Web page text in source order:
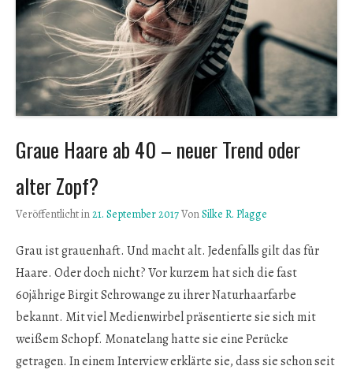
Graue Haare ab 40 – neuer Trend oder
alter Zopf?
Veröffentlicht in21. September 2017VonSilke R. Plagge
Grau ist grauenhaft. Und macht alt. Jedenfalls gilt das für
Haare. Oder doch nicht? Vor kurzem hat sich die fast
60jährige Birgit Schrowange zu ihrer Naturhaarfarbe
bekannt. Mit viel Medienwirbel präsentierte sie sich mit
weißem Schopf. Monatelang hatte sie eine Perücke
getragen. In einem Interview erklärte sie, dass sie schon seit